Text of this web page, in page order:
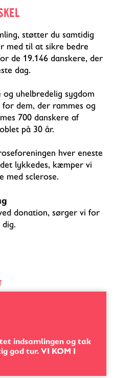
støtter du samtidig
med til at sikre bedre
de 19.146 danskere, der
dag.
uhelbredelig sygdom
dem, der rammes og
700 danskere af
på 30 år.
hver eneste
lykkedes, kæmper vi
med sclerose.
donation, sørger vi for
indsamlingen og tak
god tur. VI KOM I